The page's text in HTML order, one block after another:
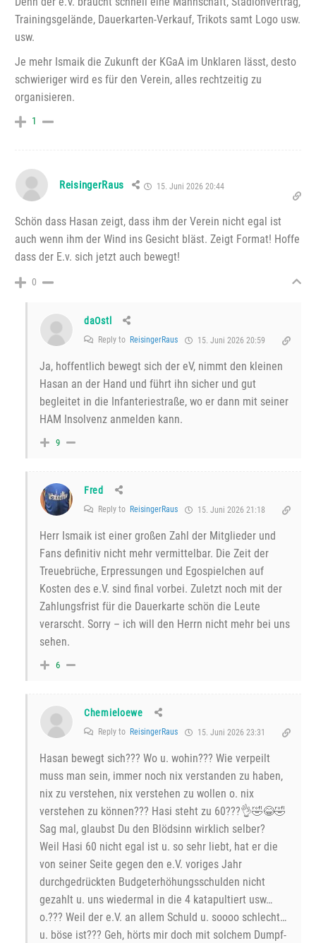
Trainingsgelände, Dauerkarten-Verkauf, Trikots samt Logo usw.
usw.
Je mehr Ismaik die Zukunft der KGaA im Unklaren lässt, desto
schwieriger wird es für den Verein, alles rechtzeitig zu
organisieren.
1
ReisingerRaus 15. Juni 2026 20:44
Schön dass Hasan zeigt, dass ihm der Verein nicht egal ist
auch wenn ihm der Wind ins Gesicht bläst. Zeigt Format! Hoffe
dass der E.v. sich jetzt auch bewegt!
0
daOstl
Reply to ReisingerRaus 15. Juni 2026 20:59
Ja, hoffentlich bewegt sich der eV, nimmt den kleinen
Hasan an der Hand und führt ihn sicher und gut
begleitet in die Infanteriestraße, wo er dann mit seiner
HAM Insolvenz anmelden kann.
9
Fred
Reply to ReisingerRaus 15. Juni 2026 21:18
Herr Ismaik ist einer großen Zahl der Mitglieder und
Fans definitiv nicht mehr vermittelbar. Die Zeit der
Treuebrüche, Erpressungen und Egospielchen auf
Kosten des e.V. sind final vorbei. Zuletzt noch mit der
Zahlungsfrist für die Dauerkarte schön die Leute
verarscht. Sorry – ich will den Herrn nicht mehr bei uns
sehen.
6
Chemieloewe
Reply to ReisingerRaus 15. Juni 2026 23:31
Hasan bewegt sich??? Wo u. wohin??? Wie verpeilt
muss man sein, immer noch nix verstanden zu haben,
nix zu verstehen, nix verstehen zu wollen o. nix
verstehen zu können??? Hasi steht zu 60???👌🤣😂🤣
Sag mal, glaubst Du den Blödsinn wirklich selber?
Weil Hasi 60 nicht egal ist u. so sehr liebt, hat er die
von seiner Seite gegen den e.V. voriges Jahr
durchgedrückten Budgeterhöhungsschulden nicht
gezahlt u. uns wiedermal in die 4 katapultiert usw…
o.??? Weil der e.V. an allem Schuld u. soooo schlecht…
u. böse ist??? Geh, hörts mir doch mit solchem Dumpf-